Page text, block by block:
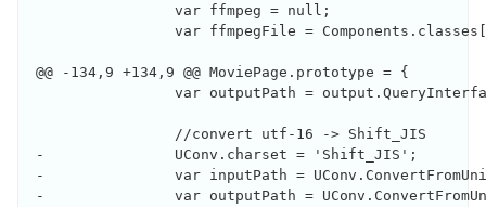
                var ffmpeg = null;
var ffmpegFile =
@@ -134,9 +134,9 @@ MoviePage.prototype = {
var outputPath =
                //convert utf-16 -> Shift_JIS
-               UConv.charset = 'Shift_JIS';
-               var inputPath =
-               var outputPath =